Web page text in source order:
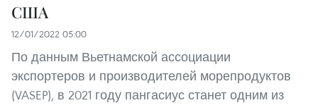
США
12/01/2022 05:00
По данным Вьетнамской ассоциации
экспортеров и производителей морепродуктов
(VASEP), в 2021 году пангасиус станет одним из